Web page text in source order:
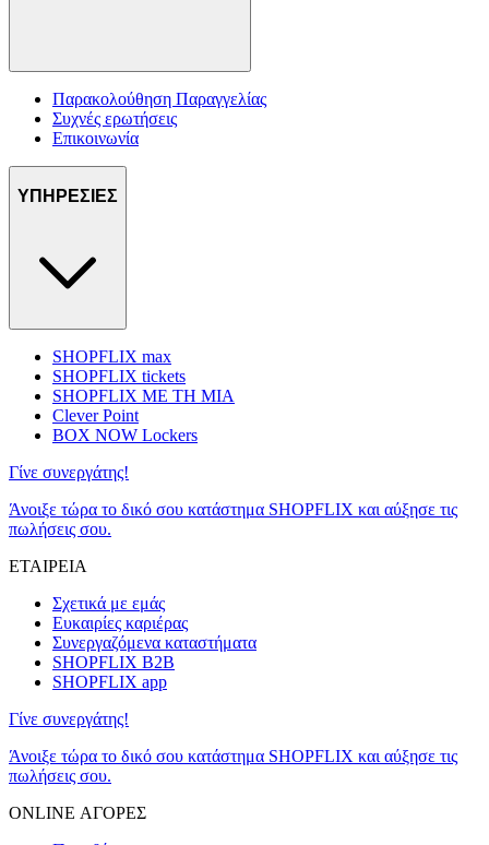
Παρακολούθηση Παραγγελίας
Συχνές ερωτήσεις
Επικοινωνία
ΥΠΗΡΕΣΙΕΣ
SHOPFLIX max
SHOPFLIX tickets
SHOPFLIX ΜΕ ΤΗ ΜΙΑ
Clever Point
BOX NOW Lockers
Γίνε συνεργάτης!
Άνοιξε τώρα το δικό σου κατάστημα SHOPFLIX και αύξησε τις
πωλήσεις σου.
ΕΤΑΙΡΕΙΑ
Σχετικά με εμάς
Ευκαιρίες καριέρας
Συνεργαζόμενα καταστήματα
SHOPFLIX B2B
SHOPFLIX app
Γίνε συνεργάτης!
Άνοιξε τώρα το δικό σου κατάστημα SHOPFLIX και αύξησε τις
πωλήσεις σου.
ONLINE ΑΓΟΡΕΣ